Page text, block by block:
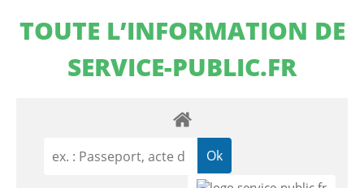
TOUTE L’INFORMATION DE
SERVICE-PUBLIC.FR